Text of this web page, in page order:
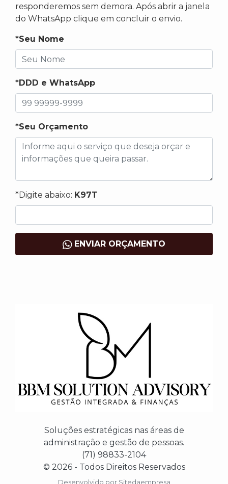
responderemos sem demora. Após abrir a janela
do WhatsApp clique em concluir o envio.
*Seu Nome
*DDD e WhatsApp
*Seu Orçamento
*Digite abaixo: K97T
ENVIAR ORÇAMENTO
Soluções estratégicas nas áreas de
administração e gestão de pessoas.
(71) 98833-2104
© 2026 - Todos Direitos Reservados
Desenvolvido por Sitedaempresa